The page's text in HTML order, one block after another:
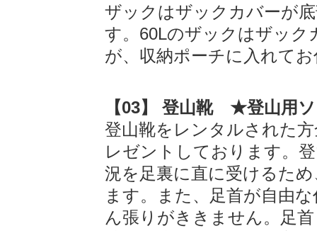
ザックはザックカバーが
す。60Lのザックはザッ
が、収納ポーチに入れて
【03】 登山靴 ★登山用
登山靴をレンタルされた
レゼントしております。
況を足裏に直に受けるた
ます。また、足首が自由
ん張りがききません。足